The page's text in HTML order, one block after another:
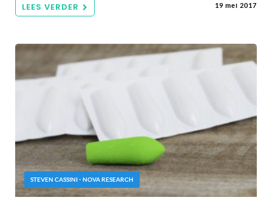
LEES VERDER 19 mei 2017
STEVEN CASSINI - NOVA RESEARCH